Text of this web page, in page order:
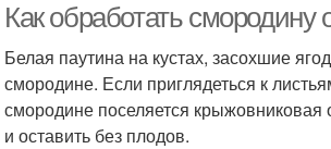
Как обработать смородину
Белая паутина на кустах, засохшие
смородине. Если приглядеться к
смородине поселяется
и оставить без плодов.